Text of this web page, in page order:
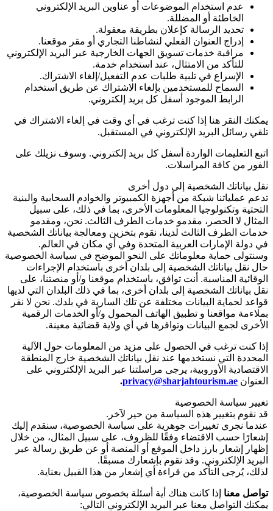
عدم استخدام الموضوعات أو عناوين البريد الإلكتروني
الخاطئة أو المضللة.
تحديد الرسالة كإعلان بطريقة معقولة.
إدراج العنوان الفعلي لنشاطنا التجاري أو مقر موقعنا.
مراقبة خدمات تسويق الجهات الخارجية عبر البريد الإلكتروني
للتأكد من الامتثال، عند استخدام خدمة.
الإسراع في تلبية طلبات عدم التفعيل/إلغاء الاشتراك.
السماح للمستخدمين بإلغاء الاشتراك عن طريق استخدام
الرابط الموجود أسفل كل بريد إلكتروني.
يمكنك النقر هنا إذا كنت ترغب في أي وقت في إلغاء الاشتراك في
تلقي رسائل البريد الإلكتروني في المستقبل.
اتبع التعليمات الواردة أسفل كل بريد إلكتروني. وسوف نزيلك على
الفور من كافة المراسلات.
نقل بياناتك الشخصية إلى دول أخرى
تدعم عملياتنا شبكة من أجهزة الكمبيوتر والخوادم السحابية والبنية
التحتية وتكنولوجيا المعلومات الأخرى، بما في ذلك، على سبيل
المثال لا الحصر، مقدمو خدمات الطرف الثالث. نحن، ومقدمو
خدمات الطرف الثالث لدينا، نقوم بتخزين ومعالجة بياناتك الشخصية
في دولة الإمارات العربية المتحدة وفي أي مكان في العالم.
وسنتولى حماية معلوماتك على النحو الموضح في سياسة الخصوصية
حال نقل بياناتك الشخصية إلى بلدان أخرى باستخدام الإجراءات
الوقائية المناسبة. أنت توافق، باستخدام موقعنا و/أو منصتنا، على
نقل بياناتك الشخصية إلى بلدان أخرى، بما في ذلك البلدان التي لديها
قواعد لحماية البيانات مختلفة عن تلك السارية في بلدك. نحن لا نقر
بملاءمة مواقعنا و تطبيق الهاتف المحمول و/أو الخدمات الرقمية
الأخرى لجمع البيانات وتوافرها في أي ولاية قضائية معينة.
إذا كنت ترغب في الحصول على مزيد من المعلومات حول الآلية
المحددة التي نستخدمها عند نقل بياناتك الشخصية خارج المنطقة
الاقتصادية الأوروبية، يرجى مراسلتنا عبر البريد الإلكتروني على
العنوان privacy@sharjahtourism.ae
.
تغيير سياسة الخصوصية
قد نقوم بتغيير هذه السياسة من حير لآخر.
عندما نجري تغييرات جوهرية على سياسة الخصوصية، سنقدم إليك
إشعارًا حسب الاقتضاء وفقًا للظروف، على سبيل المثال، من خلال
إظهار إشعار بارز داخل الموقع أو المنصة أو عن طريق رسالة عبر
البريد الإلكتروني. وقد نقوم بإشعارك مسبقًا.
لذلك، يُرجى التأكد من قراءة أي إشعار من هذا القبيل بعناية.
تواصل معنا إذا كانت هناك أية أسئلة بخصوص سياسة الخصوصية،
يمكنك التواصل معنا عبر البريد الإلكتروني التالي: